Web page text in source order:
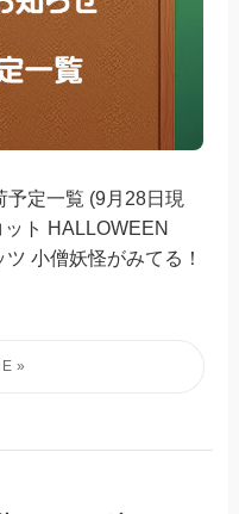
定一覧 (9月28日現
ト HALLOWEEN
小僧妖怪がみてる！